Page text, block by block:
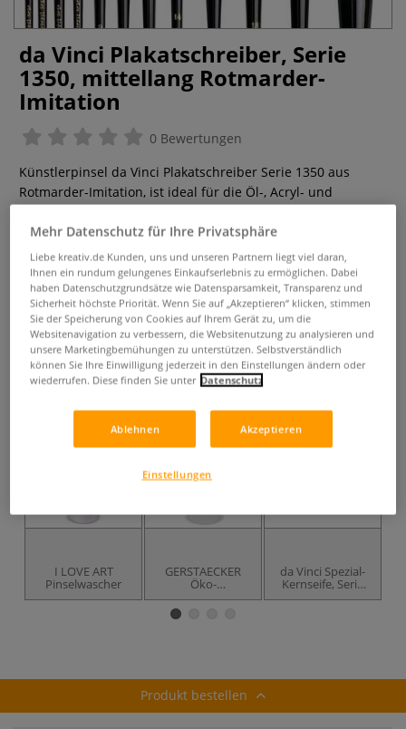
da Vinci Plakatschreiber, Serie
1350, mittellang Rotmarder-
Imitation
0 Bewertungen
Künstlerpinsel da Vinci Plakatschreiber Serie 1350 aus
Rotmarder-Imitation, ist ideal für die Öl-, Acryl- und
ab6,05 €
inklusive 19% bzw. 7% MwSt,
ggf. zuzüglichVersandkosten
Produkt bestellen
Das könnte Sie auch interessieren
I LOVE ART
Pinselwascher
GERSTAECKER
Öko-
Pinselreiniger für
Acryl- und
Ölfarben
da Vinci Spezial-
Kernseife, Serie
4033
Produkt bestellen
Mehr Datenschutz für Ihre Privatsphäre
Liebe kreativ.de Kunden, uns und unseren Partnern liegt viel daran,
Ihnen ein rundum gelungenes Einkaufserlebnis zu ermöglichen. Dabei
haben Datenschutzgrundsätze wie Datensparsamkeit, Transparenz und
Sicherheit höchste Priorität. Wenn Sie auf „Akzeptieren“ klicken, stimmen
Sie der Speicherung von Cookies auf Ihrem Gerät zu, um die
Websitenavigation zu verbessern, die Websitenutzung zu analysieren und
unsere Marketingbemühungen zu unterstützen. Selbstverständlich
können Sie Ihre Einwilligung jederzeit in den Einstellungen ändern oder
wiederrufen. Diese finden Sie unter Datenschutz
Ablehnen Akzeptieren
Einstellungen